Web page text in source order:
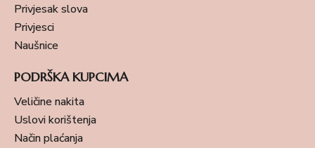
Privjesak slova
Privjesci
Naušnice
PODRŠKA KUPCIMA
Veličine nakita
Uslovi korištenja
Način plaćanja